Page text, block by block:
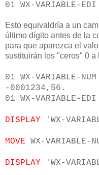
01 WX-VARIABLE-EDI
Esto equivaldría a un
último dígito antes de la
para que aparezca el
sustituirán los "ceros" 0
01 WX-VARIABLE-NUM
-0001234,56.
01 WX-VARIABLE-EDI
DISPLAY 'WX-
MOVE WX-VARIABLE-
DISPLAY 'WX-